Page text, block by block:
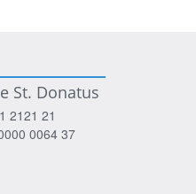
St. Donatus
2121 21
0064 37